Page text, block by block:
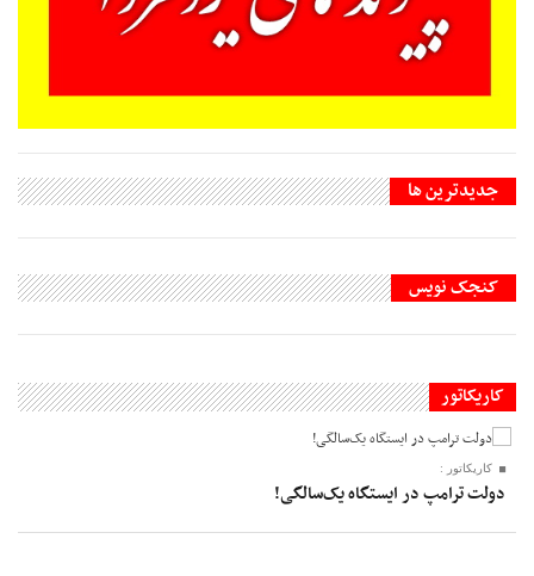
جديدترين ها
کنجک نویس
کاریکاتور
کاریکاتور :
دولت ترامپ در ایستگاه یک‌سالگی!